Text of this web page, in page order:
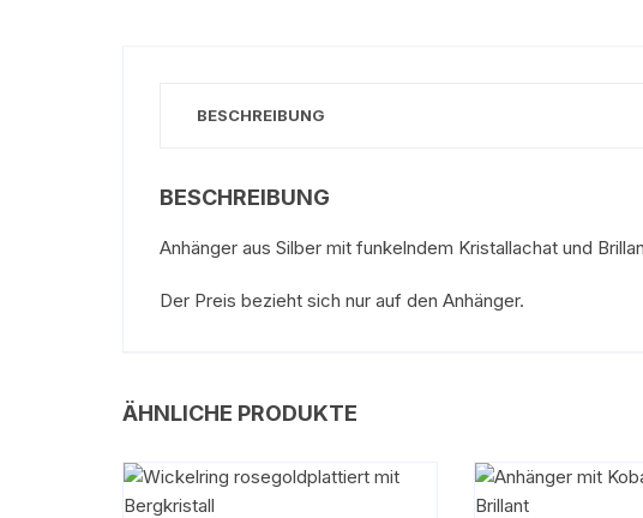
BESCHREIBUNG
BESCHREIBUNG
Anhänger aus Silber mit funkelndem Kristallachat und
Der Preis bezieht sich nur auf den Anhänger.
ÄHNLICHE PRODUKTE